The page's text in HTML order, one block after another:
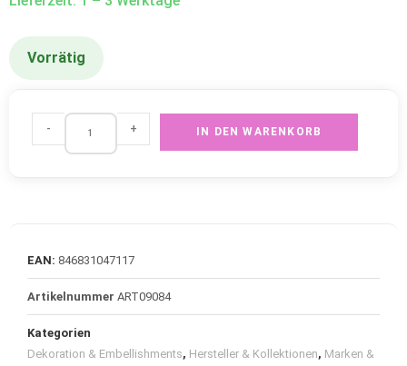
Vorrätig
- + IN DEN WARENKORB
EAN: 846831047117
Artikelnummer ART09084
Kategorien
Dekoration & Embellishments, Hersteller & Kollektionen, Marken &